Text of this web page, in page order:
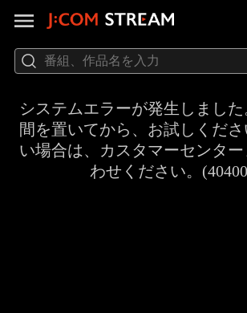
システムエラーが発生しまし
間を置いてから、お試しくだ
い場合は、カスタマーセンタ
わせください。